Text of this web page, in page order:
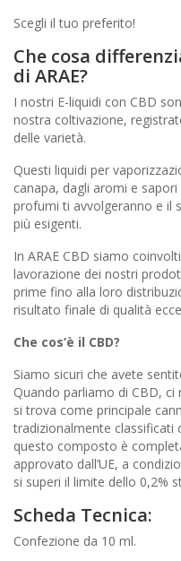
Scegli il tuo preferito!
Che cosa
di ARAE?
I nostri E-liquidi con CBD
nostra coltivazione,
delle varietà.
Questi liquidi per
canapa, dagli aromi e
profumi ti avvolgeranno e il
più esigenti.
In ARAE CBD siamo
lavorazione dei nostri
prime fino alla loro
risultato finale di qualità
Che cos’è il CBD?
Siamo sicuri che avete
Quando parliamo di CBD,
si trova come principale
tradizionalmente classificati
questo composto è
approvato dall’UE, a
si superi il limite dello 0,2%
Scheda Tecnica:
Confezione da 10 ml.